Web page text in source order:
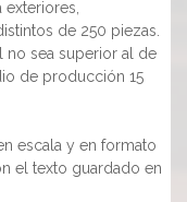
de 250 piezas.
no sea superior al de
de producción 15
escala y en formato
el texto guardado en